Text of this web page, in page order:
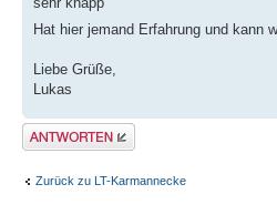
Hat hier jemand Erfahrung und kann
Liebe Grüße,
Lukas
Antwort erstellen
Zurück zu LT-Karmannecke